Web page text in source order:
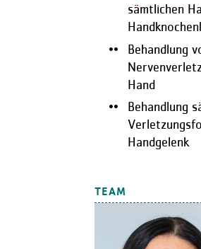
sämtlichen
Behandlung
Hand
Behandlung
Handgelenk
TEAM